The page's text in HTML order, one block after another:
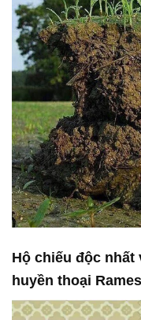
Hộ chiếu độc nhất
huyền thoại